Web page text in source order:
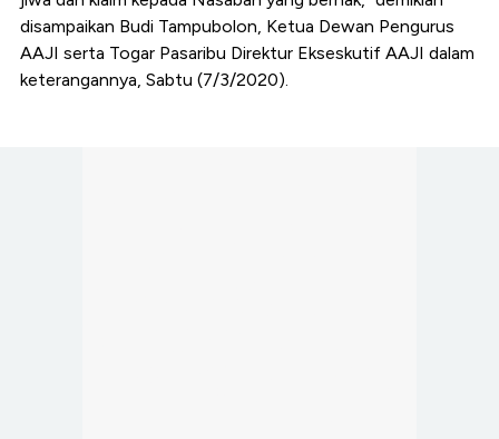
disampaikan Budi Tampubolon, Ketua Dewan Pengurus
AAJI serta Togar Pasaribu Direktur Ekseskutif AAJI dalam
keterangannya, Sabtu (7/3/2020).